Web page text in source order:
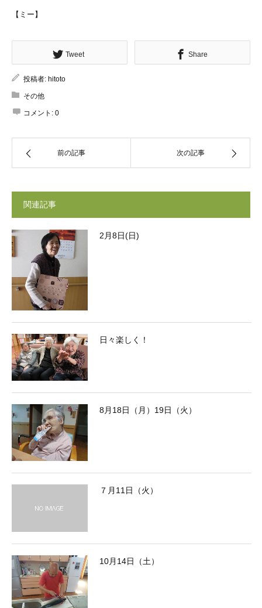
【ミー】
Tweet Share
投稿者: hitoto
その他
コメント: 0
前の記事 次の記事
関連記事
2月8日(日)
日々楽しく！
8月18日（月）19日（火）
７月11日（火）
10月14日（土）